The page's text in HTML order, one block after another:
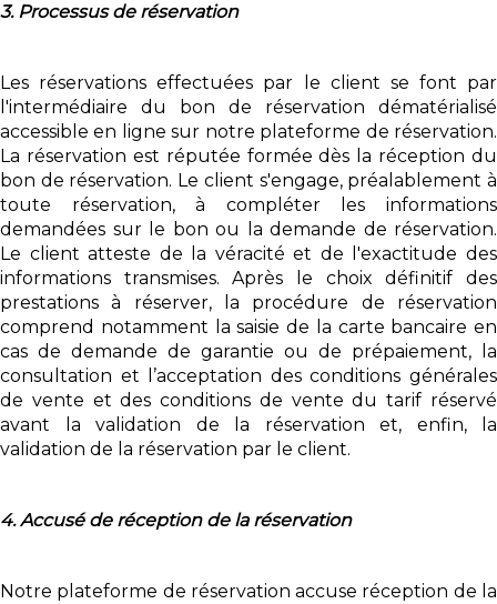
3. Processus de réservation
Les réservations effectuées par le client se font par
l'intermédiaire du bon de réservation dématérialisé
accessible en ligne sur notre plateforme de réservation.
La réservation est réputée formée dès la réception du
bon de réservation. Le client s'engage, préalablement à
toute réservation, à compléter les informations
demandées sur le bon ou la demande de réservation.
Le client atteste de la véracité et de l'exactitude des
informations transmises. Après le choix définitif des
prestations à réserver, la procédure de réservation
comprend notamment la saisie de la carte bancaire en
cas de demande de garantie ou de prépaiement, la
consultation et l’acceptation des conditions générales
de vente et des conditions de vente du tarif réservé
avant la validation de la réservation et, enfin, la
validation de la réservation par le client.
4. Accusé de réception de la réservation
Notre plateforme de réservation accuse réception de la